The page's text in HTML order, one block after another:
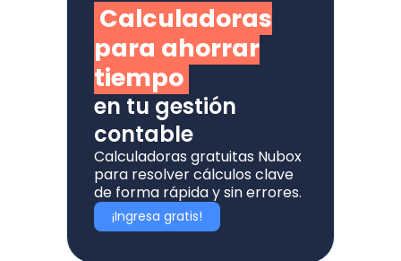
Calculadoras
para ahorrar
tiempo
en tu gestión
contable
Calculadoras gratuitas Nubox
para resolver cálculos clave
de forma rápida y sin errores.
¡Ingresa gratis!